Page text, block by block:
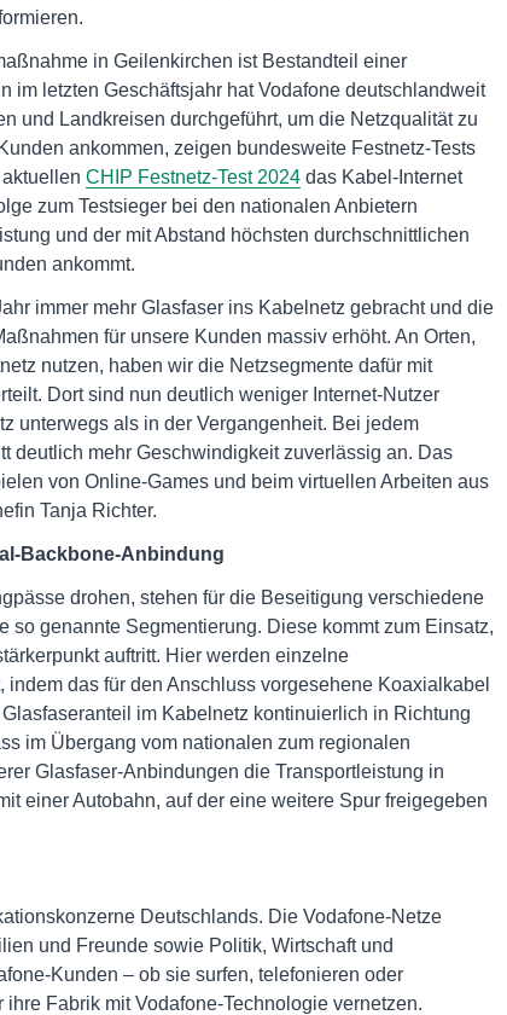
in Geilenkirchen ist Bestandteil einer
im letzten Geschäftsjahr hat Vodafone deutschlandweit
und Landkreisen durchgeführt, um die Netzqualität zu
ankommen, zeigen bundesweite Festnetz-Tests
CHIP Festnetz-Test 2024 das Kabel-Internet
zum Testsieger bei den nationalen Anbietern
und der mit Abstand höchsten durchschnittlichen
ankommt.
immer mehr Glasfaser ins Kabelnetz gebracht und die
für unsere Kunden massiv erhöht. An Orten,
nutzen, haben wir die Netzsegmente dafür mit
Dort sind nun deutlich weniger Internet-Nutzer
unterwegs als in der Vergangenheit. Bei jedem
deutlich mehr Geschwindigkeit zuverlässig an. Das
von Online-Games und beim virtuellen Arbeiten aus
Tanja Richter.
Backbone-Anbindung
drohen, stehen für die Beseitigung verschiedene
so genannte Segmentierung. Diese kommt zum Einsatz,
auftritt. Hier werden einzelne
das für den Anschluss vorgesehene Koaxialkabel
im Kabelnetz kontinuierlich in Richtung
im Übergang vom nationalen zum regionalen
Glasfaser-Anbindungen die Transportleistung in
einer Autobahn, auf der eine weitere Spur freigegeben
Deutschlands. Die Vodafone-Netze
und Freunde sowie Politik, Wirtschaft und
Kunden – ob sie surfen, telefonieren oder
Fabrik mit Vodafone-Technologie vernetzen.